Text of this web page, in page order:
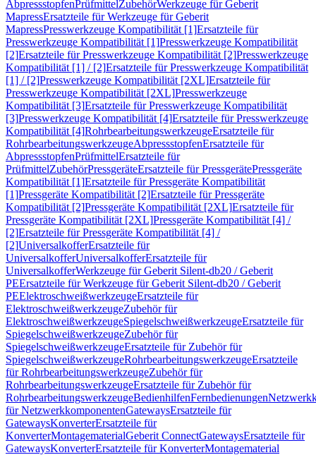
AbpressstopfenPrüfmittelZubehörWerkzeuge für Geberit
MapressErsatzteile für Werkzeuge für Geberit
MapressPresswerkzeuge Kompatibilität [1]Ersatzteile für
Presswerkzeuge Kompatibilität [1]Presswerkzeuge Kompatibilität
[2]Ersatzteile für Presswerkzeuge Kompatibilität [2]Presswerkzeuge
Kompatibilität [1] / [2]Ersatzteile für Presswerkzeuge Kompatibilität
[1] / [2]Presswerkzeuge Kompatibilität [2XL]Ersatzteile für
Presswerkzeuge Kompatibilität [2XL]Presswerkzeuge
Kompatibilität [3]Ersatzteile für Presswerkzeuge Kompatibilität
[3]Presswerkzeuge Kompatibilität [4]Ersatzteile für Presswerkzeuge
Kompatibilität [4]RohrbearbeitungswerkzeugeErsatzteile für
RohrbearbeitungswerkzeugeAbpressstopfenErsatzteile für
AbpressstopfenPrüfmittelErsatzteile für
PrüfmittelZubehörPressgeräteErsatzteile für PressgerätePressgeräte
Kompatibilität [1]Ersatzteile für Pressgeräte Kompatibilität
[1]Pressgeräte Kompatibilität [2]Ersatzteile für Pressgeräte
Kompatibilität [2]Pressgeräte Kompatibilität [2XL]Ersatzteile für
Pressgeräte Kompatibilität [2XL]Pressgeräte Kompatibilität [4] /
[2]Ersatzteile für Pressgeräte Kompatibilität [4] /
[2]UniversalkofferErsatzteile für
UniversalkofferUniversalkofferErsatzteile für
UniversalkofferWerkzeuge für Geberit Silent-db20 / Geberit
PEErsatzteile für Werkzeuge für Geberit Silent-db20 / Geberit
PEElektroschweißwerkzeugeErsatzteile für
ElektroschweißwerkzeugeZubehör für
ElektroschweißwerkzeugeSpiegelschweißwerkzeugeErsatzteile für
SpiegelschweißwerkzeugeZubehör für
SpiegelschweißwerkzeugeErsatzteile für Zubehör für
SpiegelschweißwerkzeugeRohrbearbeitungswerkzeugeErsatzteile
für RohrbearbeitungswerkzeugeZubehör für
RohrbearbeitungswerkzeugeErsatzteile für Zubehör für
RohrbearbeitungswerkzeugeBedienhilfenFernbedienungen
für NetzwerkkomponentenGatewaysErsatzteile für
GatewaysKonverterErsatzteile für
KonverterMontagematerialGeberit ConnectGatewaysErsatzteile für
GatewaysKonverterErsatzteile für KonverterMontagematerial